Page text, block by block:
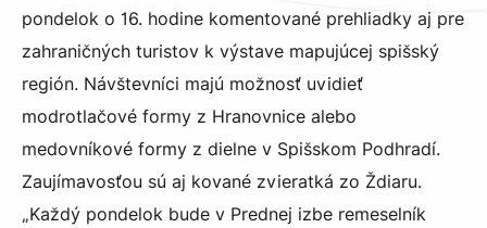
pondelok o 16. hodine komentované prehliadky aj pre
zahraničných turistov k výstave mapujúcej spišský
región. Návštevníci majú možnosť uvidieť
modrotlačové formy z Hranovnice alebo
medovníkové formy z dielne v Spišskom Podhradí.
Zaujímavosťou sú aj kované zvieratká zo Ždiaru.
„Každý pondelok bude v Prednej izbe remeselník